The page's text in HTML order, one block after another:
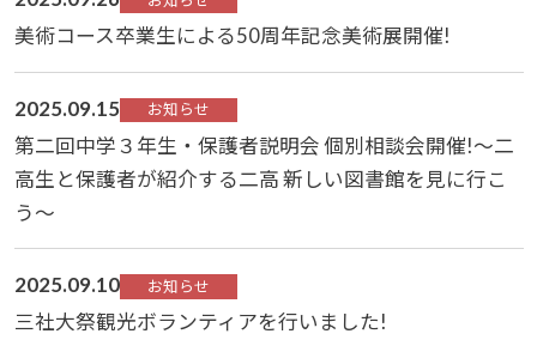
美術コース卒業生による50周年記念美術展開催!
2025.09.15 お知らせ
第二回中学３年生・保護者説明会 個別相談会開催!～二
高生と保護者が紹介する二高 新しい図書館を見に行こ
う～
2025.09.10 お知らせ
三社大祭観光ボランティアを行いました!